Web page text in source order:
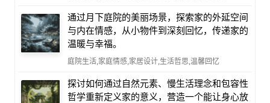
通过月下庭院的美丽场景，探索家的外延空间
与内在情感，从小物件到深刻回忆，传递家的
温暖与幸福。
庭院生活,家庭情感,家居设计,生活哲思,温馨回忆
探讨如何通过自然元素、慢生活理念和包容性
哲学重新定义家的意义，营造一个能让身心放